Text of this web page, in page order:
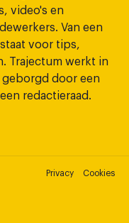
video's en
Van een
voor tips,
Trajectum werkt in
door een
redactieraad.
Privacy Cookies